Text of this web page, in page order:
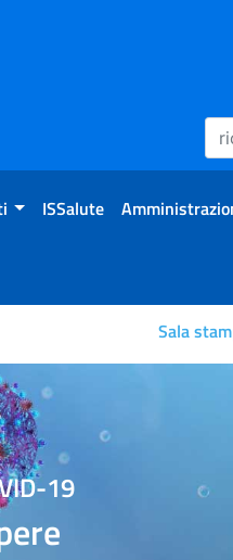
ISSalute
Sala
19
19